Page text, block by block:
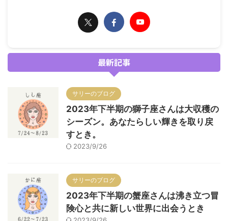
最新記事
サリーのブログ
2023年下半期の獅子座さんは大収穫の
シーズン。あなたらしい輝きを取り戻
すとき。
2023/9/26
サリーのブログ
2023年下半期の蟹座さんは沸き立つ冒
険心と共に新しい世界に出会うとき